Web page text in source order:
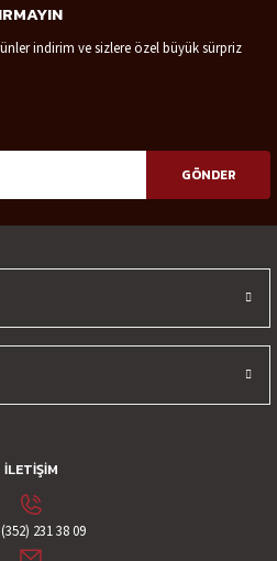
indirim ve sizlere özel büyük sürpriz
GÖNDER
İLETİŞİM
231 38 09